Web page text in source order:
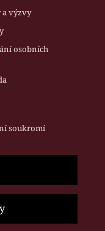
a výzvy
osobních
soukromí